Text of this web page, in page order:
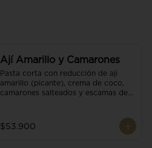
Ají Amarillo y Camarones
Pasta corta con reducción de ají
amarillo (picante), crema de coco,
camarones salteados y escamas de
$53.900